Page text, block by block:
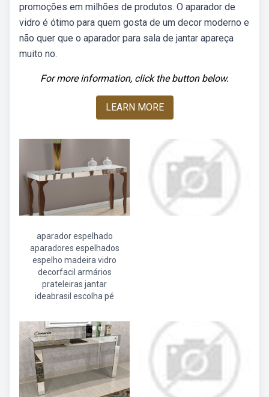
promoções em milhões de produtos. O aparador de
vidro é ótimo para quem gosta de um decor moderno e
não quer que o aparador para sala de jantar apareça
muito no.
For more information, click the button below.
LEARN MORE
aparador espelhado
aparadores espelhados
espelho madeira vidro
decorfacil armários
prateleiras jantar
ideabrasil escolha pé